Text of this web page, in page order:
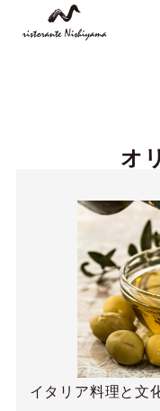
オ
イタリア料理と文